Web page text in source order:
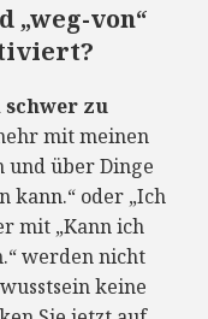
„weg-von“
schwer zu
mit meinen
und über Dinge
kann.“ oder „Ich
mit „Kann ich
werden nicht
keine